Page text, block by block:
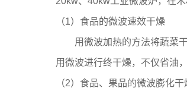
（1）食品的微波速效干燥
用微波加热的方法将蔬菜干
用微波进行终干燥，不仅省油
（2）食品、果品的微波膨化干